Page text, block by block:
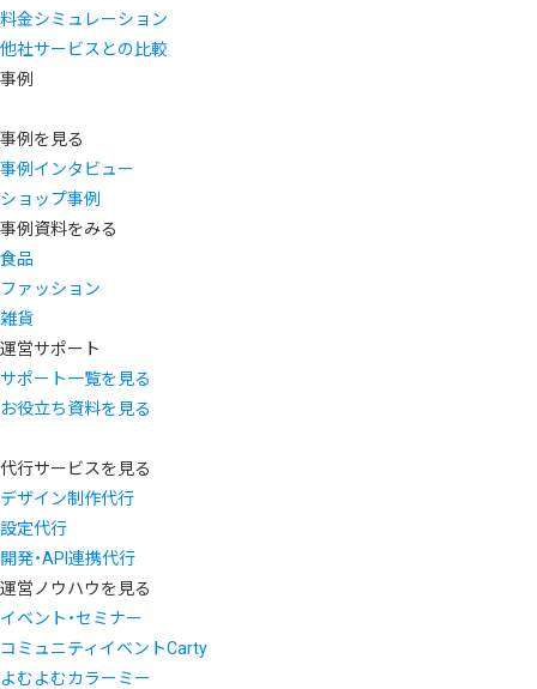
料金シミュレーション
他社サービスとの比較
事例
事例を見る
事例インタビュー
ショップ事例
事例資料をみる
食品
ファッション
雑貨
運営サポート
サポート一覧を見る
お役立ち資料を見る
代行サービスを見る
デザイン制作代行
設定代行
開発・API連携代行
運営ノウハウを見る
イベント・セミナー
コミュニティイベントCarty
よむよむカラーミー